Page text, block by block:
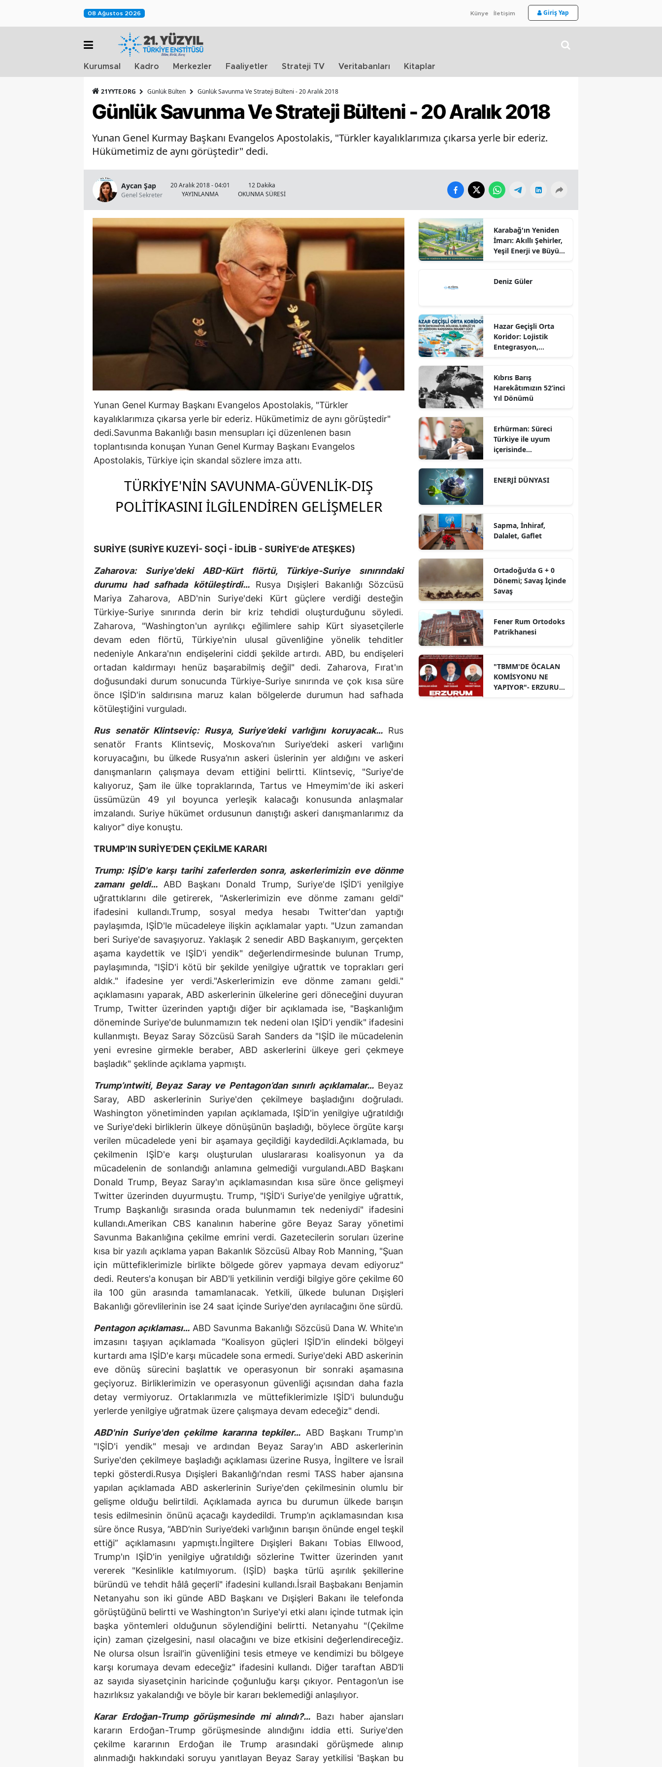
08 Ağustos 2026 Künye İletişim Giriş Yap
Kurumsal Kadro Merkezler Faaliyetler Strateji TV Veritabanları Kitaplar
21YYTE.ORG Günlük Bülten Günlük Savunma Ve Strateji Bülteni - 20 Aralık 2018
Günlük Savunma Ve Strateji Bülteni - 20 Aralık 2018
Yunan Genel Kurmay Başkanı Evangelos Apostolakis, "Türkler kayalıklarımıza çıkarsa yerle bir ederiz.
Hükümetimiz de aynı görüştedir" dedi.
Aycan Şap
Genel Sekreter
20 Aralık 2018 - 04:01
YAYINLANMA
12 Dakika
OKUNMA SÜRESİ
Yunan Genel Kurmay Başkanı Evangelos Apostolakis, "Türkler
kayalıklarımıza çıkarsa yerle bir ederiz. Hükümetimiz de aynı görüştedir"
dedi.Savunma Bakanlığı basın mensupları içi düzenlenen basın
toplantısında konuşan Yunan Genel Kurmay Başkanı Evangelos
Apostolakis, Türkiye için skandal sözlere imza attı.
TÜRKİYE'NİN SAVUNMA-GÜVENLİK-DIŞ
POLİTİKASINI İLGİLENDİREN GELİŞMELER
SURİYE (SURİYE KUZEYİ- SOÇİ - İDLİB - SURİYE'de ATEŞKES)
Zaharova: Suriye'deki ABD-Kürt flörtü, Türkiye-Suriye sınırındaki
durumu had safhada kötüleştirdi…
Rusya Dışişleri Bakanlığı Sözcüsü
Mariya Zaharova, ABD'nin Suriye'deki Kürt güçlere verdiği desteğin
Türkiye-Suriye sınırında derin bir kriz tehdidi oluşturduğunu söyledi.
Zaharova, "Washington'un ayrılıkçı eğilimlere sahip Kürt siyasetçilerle
devam eden flörtü, Türkiye'nin ulusal güvenliğine yönelik tehditler
nedeniyle Ankara'nın endişelerini ciddi şekilde artırdı. ABD, bu endişeleri
ortadan kaldırmayı henüz başarabilmiş değil" dedi. Zaharova, Fırat'ın
doğusundaki durum sonucunda Türkiye-Suriye sınırında ve çok kısa süre
önce IŞİD'in saldırısına maruz kalan bölgelerde durumun had safhada
kötüleştiğini vurguladı.
Rus senatör Klintseviç: Rusya, Suriye’deki varlığını koruyacak… Rus
senatör Frants Klintseviç, Moskova’nın Suriye’deki askeri varlığını
koruyacağını, bu ülkede Rusya’nın askeri üslerinin yer aldığını ve askeri
danışmanların çalışmaya devam ettiğini belirtti. Klintseviç, "Suriye'de
kalıyoruz, Şam ile ülke topraklarında, Tartus ve Hmeymim'de iki askeri
üssümüzün 49 yıl boyunca yerleşik kalacağı konusunda anlaşmalar
imzalandı. Suriye hükümet ordusunun danıştığı askeri danışmanlarımız da
kalıyor" diye konuştu.
TRUMP’IN SURİYE’DEN ÇEKİLME KARARI
Trump: IŞİD'e karşı tarihi zaferlerden sonra, askerlerimizin eve dönme
zamanı geldi… ABD Başkanı Donald Trump, Suriye'de IŞİD'i yenilgiye
uğrattıklarını dile getirerek, "Askerlerimizin eve dönme zamanı geldi"
ifadesini kullandı.Trump, sosyal medya hesabı Twitter'dan yaptığı
paylaşımda, IŞİD'le mücadeleye ilişkin açıklamalar yaptı. "Uzun zamandan
beri Suriye'de savaşıyoruz. Yaklaşık 2 senedir ABD Başkanıyım, gerçekten
aşama kaydettik ve IŞİD'i yendik" değerlendirmesinde bulunan Trump,
paylaşımında, "IŞİD'i kötü bir şekilde yenilgiye uğrattık ve toprakları geri
aldık." ifadesine yer verdi."Askerlerimizin eve dönme zamanı geldi."
açıklamasını yaparak, ABD askerlerinin ülkelerine geri döneceğini duyuran
Trump, Twitter üzerinden yaptığı diğer bir açıklamada ise, "Başkanlığım
döneminde Suriye'de bulunmamızın tek nedeni olan IŞİD'i yendik" ifadesini
kullanmıştı. Beyaz Saray Sözcüsü Sarah Sanders da "IŞİD ile mücadelenin
yeni evresine girmekle beraber, ABD askerlerini ülkeye geri çekmeye
başladık" şeklinde açıklama yapmıştı.
Trump’ıntwiti, Beyaz Saray ve Pentagon’dan sınırlı açıklamalar… Beyaz
Saray, ABD askerlerinin Suriye'den çekilmeye başladığını doğruladı.
Washington yönetiminden yapılan açıklamada, IŞİD'in yenilgiye uğratıldığı
ve Suriye'deki birliklerin ülkeye dönüşünün başladığı, böylece örgüte karşı
verilen mücadelede yeni bir aşamaya geçildiği kaydedildi.Açıklamada, bu
çekilmenin IŞİD'e karşı oluşturulan uluslararası koalisyonun ya da
mücadelenin de sonlandığı anlamına gelmediği vurgulandı.ABD Başkanı
Donald Trump, Beyaz Saray'ın açıklamasından kısa süre önce gelişmeyi
Twitter üzerinden duyurmuştu. Trump, "IŞİD'i Suriye'de yenilgiye uğrattık,
Trump Başkanlığı sırasında orada bulunmamın tek nedeniydi" ifadesini
kullandı.Amerikan CBS kanalının haberine göre Beyaz Saray yönetimi
Savunma Bakanlığına çekilme emrini verdi. Gazetecilerin soruları üzerine
kısa bir yazılı açıklama yapan Bakanlık Sözcüsü Albay Rob Manning, "Şuan
için müttefiklerimizle birlikte bölgede görev yapmaya devam ediyoruz"
dedi. Reuters'a konuşan bir ABD'li yetkilinin verdiği bilgiye göre çekilme 60
ila 100 gün arasında tamamlanacak. Yetkili, ülkede bulunan Dışişleri
Bakanlığı görevlilerinin ise 24 saat içinde Suriye'den ayrılacağını öne sürdü.
Pentagon açıklaması… ABD Savunma Bakanlığı Sözcüsü Dana W. White'ın
imzasını taşıyan açıklamada "Koalisyon güçleri IŞİD'in elindeki bölgeyi
kurtardı ama IŞİD'e karşı mücadele sona ermedi. Suriye'deki ABD askerinin
eve dönüş sürecini başlattık ve operasyonun bir sonraki aşamasına
geçiyoruz. Birliklerimizin ve operasyonun güvenliği açısından daha fazla
detay vermiyoruz. Ortaklarımızla ve müttefiklerimizle IŞİD'i bulunduğu
yerlerde yenilgiye uğratmak üzere çalışmaya devam edeceğiz" dendi.
ABD'nin Suriye'den çekilme kararına tepkiler… ABD Başkanı Trump'ın
"IŞİD'i yendik" mesajı ve ardından Beyaz Saray'ın ABD askerlerinin
Suriye'den çekilmeye başladığı açıklaması üzerine Rusya, İngiltere ve İsrail
tepki gösterdi.Rusya Dışişleri Bakanlığı'ndan resmi TASS haber ajansına
yapılan açıklamada ABD askerlerinin Suriye'den çekilmesinin olumlu bir
gelişme olduğu belirtildi. Açıklamada ayrıca bu durumun ülkede barışın
tesis edilmesinin önünü açacağı kaydedildi. Trump’ın açıklamasından kısa
süre önce Rusya, “ABD’nin Suriye’deki varlığının barışın önünde engel teşkil
ettiği” açıklamasını yapmıştı.İngiltere Dışişleri Bakanı Tobias Ellwood,
Trump'ın IŞİD'in yenilgiye uğratıldığı sözlerine Twitter üzerinden yanıt
vererek "Kesinlikle katılmıyorum. (IŞİD) başka türlü aşırılık şekillerine
büründü ve tehdit hâlâ geçerli" ifadesini kullandı.İsrail Başbakanı Benjamin
Netanyahu son iki günde ABD Başkanı ve Dışişleri Bakanı ile telefonda
görüştüğünü belirtti ve Washington'ın Suriye'yi etki alanı içinde tutmak için
başka yöntemleri olduğunun söylendiğini belirtti. Netanyahu "(Çekilme
için) zaman çizelgesini, nasıl olacağını ve bize etkisini değerlendireceğiz.
Ne olursa olsun İsrail'in güvenliğini tesis etmeye ve kendimizi bu bölgeye
karşı korumaya devam edeceğiz" ifadesini kullandı. Diğer taraftan ABD’li
az sayıda siyasetçinin haricinde çoğunluğu karşı çıkıyor. Pentagon’un ise
hazırlıksız yakalandığı ve böyle bir kararı beklemediği anlaşılıyor.
Karar Erdoğan-Trump görüşmesinde mi alındı?…
Bazı haber ajansları
kararın Erdoğan-Trump görüşmesinde alındığını iddia etti. Suriye'den
çekilme kararının Erdoğan ile Trump arasındaki görüşmede alınıp
alınmadığı hakkındaki soruyu yanıtlayan Beyaz Saray yetkilisi 'Başkan bu
Karabağ'ın Yeniden
İmarı: Akıllı Şehirler,
Yeşil Enerji ve Büyük
Sürdürülebilir
Deniz Güler
Hazar Geçişli Orta
Koridor: Lojistik
Entegrasyon,
Karşısında Rekabet
Gücü
Kıbrıs Barış
Harekâtımızın 52’inci
Yıl Dönümü
Erhürman: Süreci
Türkiye ile uyum
içerisinde
ENERJİ DÜNYASI
Sapma, İnhiraf,
Dalalet, Gaflet
Ortadoğu’da G + 0
Dönemi; Savaş İçinde
Savaş
Fener Rum Ortodoks
Patrikhanesi
"TBMM'DE ÖCALAN
KOMİSYONU NE
YAPIYOR"- ERZURUM